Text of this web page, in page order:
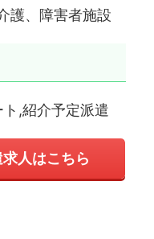
護、障害者施設
,紹介予定派遣
人はこちら